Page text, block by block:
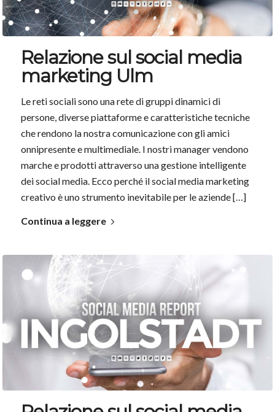
Relazione sul social media
marketing Ulm
Le reti sociali sono una rete di gruppi dinamici di
persone, diverse piattaforme e caratteristiche tecniche
che rendono la nostra comunicazione con gli amici
onnipresente e multimediale. I nostri manager vendono
marche e prodotti attraverso una gestione intelligente
dei social media. Ecco perché il social media marketing
creativo è uno strumento inevitabile per le aziende […]
Continua a leggere